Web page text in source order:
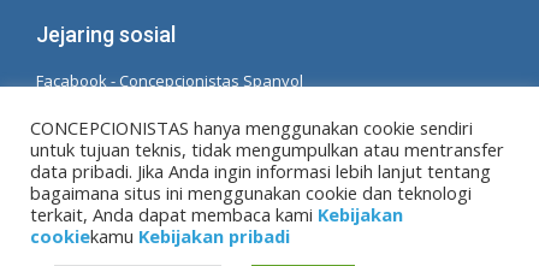
Jejaring sosial
Facabook - Concepcionistas Spanyol
© Hak Cipta MM. konsepsi. Dikembangkan oleh LC.
TL
Peringatan hukum| Kebijakan pribadi
CONCEPCIONISTAS hanya menggunakan cookie sendiri
untuk tujuan teknis, tidak mengumpulkan atau mentransfer
data pribadi. Jika Anda ingin informasi lebih lanjut tentang
bagaimana situs ini menggunakan cookie dan teknologi
terkait, Anda dapat membaca kami Kebijakan
cookiekamu Kebijakan pribadi